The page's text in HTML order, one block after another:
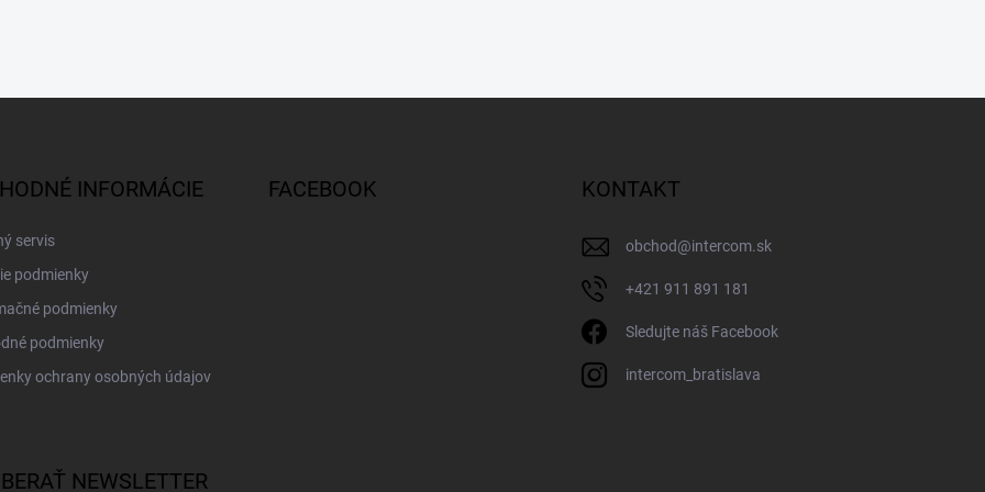
INFORMÁCIE
servis
podmienky
podmienky
podmienky
ochrany osobných údajov
FACEBOOK KONTAKT
obchod@intercom.sk
+421 911 891 181
Sledujte náš Facebook
intercom_bratislava
NEWSLETTER